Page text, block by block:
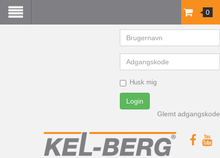
Husk mig
Login
Glemt adgangskode
0